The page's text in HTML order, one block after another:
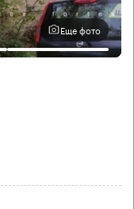
Еще фото